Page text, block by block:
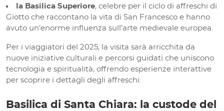
la Basilica Superiore, celebre per il ciclo di affreschi di
Giotto che raccontano la vita di San Francesco e hanno
avuto un’enorme influenza sull’arte medievale europea.
Per i viaggiatori del 2025, la visita sarà arricchita da
nuove iniziative culturali e percorsi guidati che uniscono
tecnologia e spiritualità, offrendo esperienze interattive
per scoprire i dettagli degli affreschi.
Basilica di Santa Chiara: la custode del